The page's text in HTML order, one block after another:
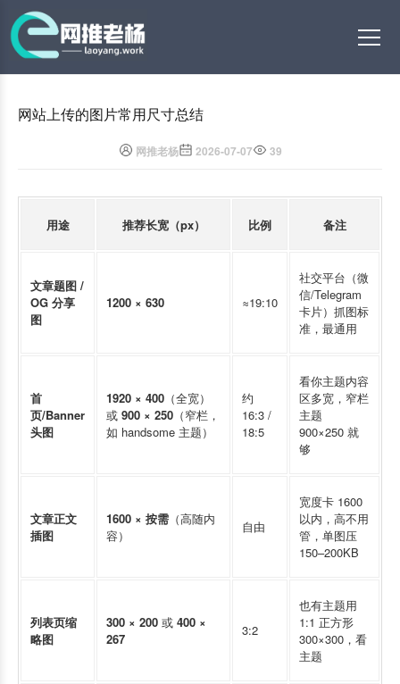
网站上传的图片常用尺寸总结
网推老杨 2026-07-07 39
用途 推荐长宽（px） 比例 备注
文章题图 /
OG 分享
图
1200 × 630 ≈19:10
社交平台（微
信/Telegram
卡片）抓图标
准，最通用
首
页/Banner
头图
1920 × 400 （全宽）
或 900 × 250 （窄栏，
如 handsome 主题）
约
16:3 /
18:5
看你主题内容
区多宽，窄栏
主题
900×250 就
够
文章正文
插图
1600 × 按需 （高随内
容）
自由
宽度卡 1600
以内，高不用
管，单图压
150–200KB
列表页缩
略图
300 × 200 ​ 或 400 ×
267
3:2
也有主题用
1:1 正方形
300×300，看
主题